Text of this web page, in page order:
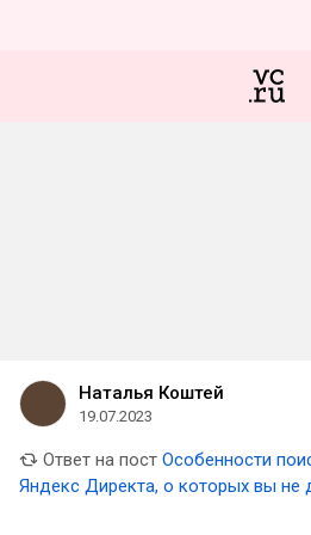
Наталья Коштей
19.07.2023
Ответ на пост Особенности
Яндекс Директа, о которых вы не